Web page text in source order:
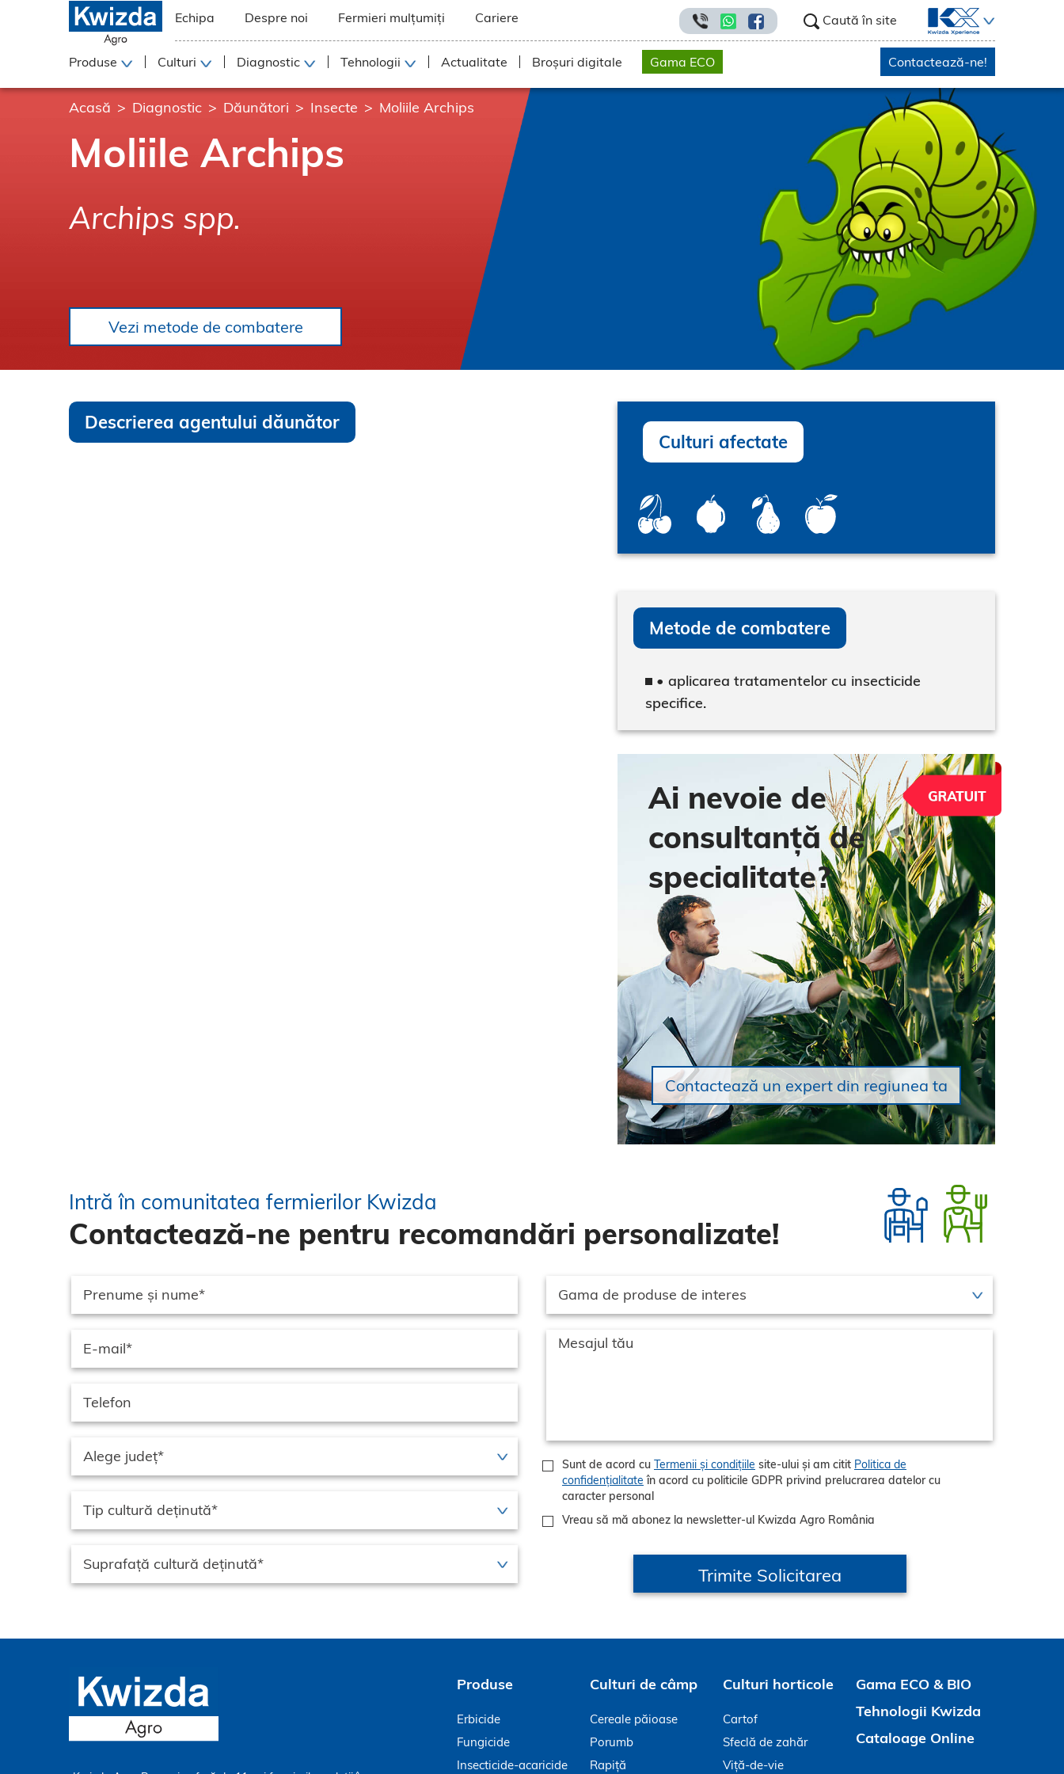
Echipa Despre noi Fermieri mulțumiți Cariere Caută în site
Produse Culturi Diagnostic Tehnologii Actualitate Broșuri digitale Gama ECO Contactează-ne!
Acasă Diagnostic Dăunători Insecte Moliile Archips
Moliile Archips
Archips spp.
Vezi metode de combatere
Descrierea agentului dăunător
Culturi afectate
Metode de combatere
• aplicarea tratamentelor cu insecticide
specifice.
Ai nevoie de
consultanță de
specialitate?
Contactează un expert din regiunea ta
Intră în comunitatea fermierilor Kwizda
Contactează-ne pentru recomandări personalizate!
Sunt de acord cu Termenii și condițiile site-ului și am citit Politica de
confidențialitate în acord cu politicile GDPR privind prelucrarea datelor cu
caracter personal
Vreau să mă abonez la newsletter-ul Kwizda Agro România
Produse
Erbicide
Fungicide
Insecticide-acaricide
Culturi de câmp
Cereale păioase
Porumb
Rapiță
Culturi horticole
Cartof
Sfeclă de zahăr
Viță-de-vie
Gama ECO & BIO
Tehnologii Kwizda
Cataloage Online